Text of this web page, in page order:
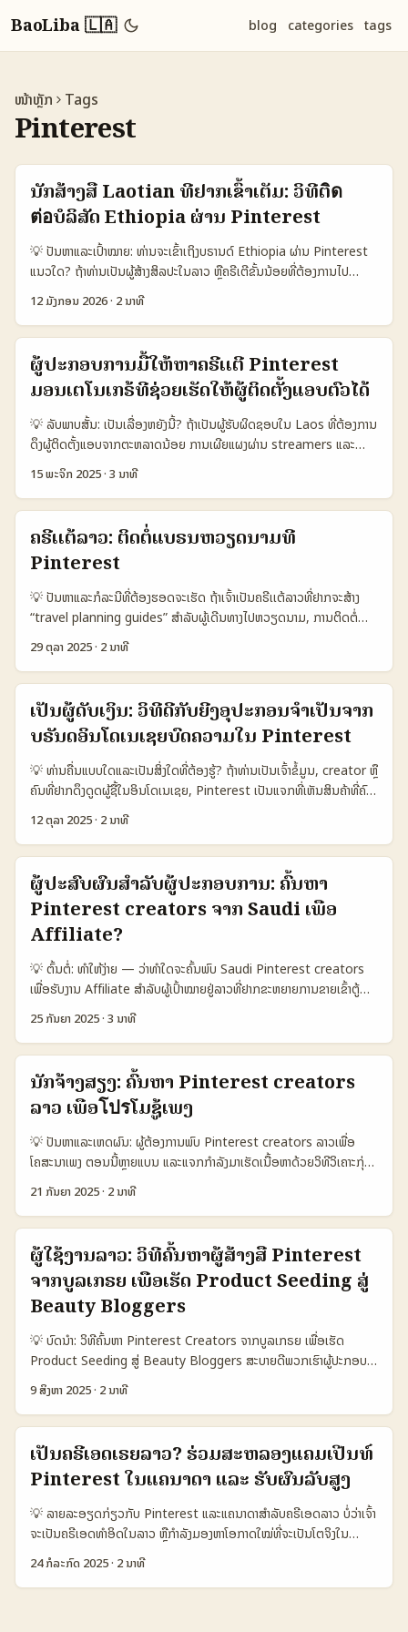
BaoLiba 🇱🇦 blog categories tags
ໜ້າຫຼັກ Tags
Pinterest
ນັກສ້າງສື່ Laotian ທີ່ຢາກເຂົ້າເຕັມ: ວິທີຕิด
ต่อບໍລິສັດ Ethiopia ຜ່ານ Pinterest
💡 ປັນຫາແລະເປົ້າໝາຍ: ທ່ານຈະເຂົ້າເຖິງບຣານດ໌ Ethiopia ຜ່ານ Pinterest
ແນວໃດ? ຖ້າທ່ານເປັນຜູ້ສ້າງສິລປະໃນລາວ ຫຼືຄຣີເຕີຂັ້ນນ້ອຍທີ່ຕ້ອງການໄປ
ສະແດງໃນຕະຫລາດ Ethiopia, ຄວາມສັບຊ້ອນທັງດ້ານວັດທະນະ, ພາສາ, ແລະ
ການເຂົ້າເຖິງດິຈິຕອລນັ້ນອາດທ່ຽງຫຼັກ. ບຣານດ໌ຢູ່ Ethiopia ບາງທີ່ໃຊ້ຕະຫຼາດ
ເທັກໂນໂລຢີໃນແບບເຄື່ອງມື່ອງສົດ—ເຊັ່ນ Zemen Gebeya ທີ່ Ethio
Telecom ສະເໜີວຽກກັບ Telebirr — ແຕ່ການຕິດຕໍ່ຜ່ານ Pinterest ຍັງ
ຕ້ອງມີແຜນຮູບແບບທີ່ຈະເຂົ້າແຂ່ງໃນຕະຫຼາດທໍາອິດ. ເປັນທີ່ນິຍົມວ່າ Pinterest
ເປັນແປຣອ່ນແບບການກຳກັບ inspiration — ນັກການຕັ້ງປະສົງຂອງທ່ານຄື:
ສ້າງປອດເຊີຍສຳລັບ Brands, ສະແດງ portfolio ຜ່ານ Pins ທີ່ມີ
context, ແລະສ້າງ connection ທີ່ມີຄ່າ — ບໍ່ແມ່ນເປັນແຕ່ການສົ່ງ DM
ແຕ່ຢ່າງເຮັດເປັນລະບົບ. 📊 ຕາຕະລາງສະເໜີຂໍ້ມູນ: ຊອກຊ້ອນການເຂົ້າເຖິງ
ບຣານດ໌ (Pinterest vs Zemen Gebeya vs ChipChip Social) 🧩
Monthly Active 450.000.000 1.200.000 250.000 📈 Creator-
to-Brand Conversion 7% 3% 4% 💬 Direct Brand Features
High (collabs, Rich Pins) Medium (marketplace listings)
Low (peer sales) 🌐 Cross-border reach Global National
Regional 💰 Monetization options Affiliate, sponsored pins
Marketplace sales Direct farm-to-buyer ຕາຕະລາງເບິ່ງໃຫ້ເຫັນ
ຄວາມແຕກຕ່າງຂອງ Pinterest ທີ່ມີການເຂົ້າເຖິງໂລກ ແລະຄຸນສົມບັດສຳລັບ
ການພັນທະຍາກັບບຣານດ໌ໃນ Ethiopia. Zemen Gebeya ແລະ
ChipChip Social ເປັນຕົວຢ່າງເຄື່ອງມືທ້ອງຖິ່ນທີ່ອາດຊ່ວຍສືບຕໍ່ການຂາຍແຕ່
Pinterest. ...
12 ມັງກອນ 2026· 2 ນາທີ
ຜູ້ປະກອບການມື້ໃຫ້ຫາຄຣີເເຕີ Pinterest
ມອນເຕໂນເກຣ້ທີ່ຊ່ວຍເຮັດໃຫ້ຜູ້ຕິດຕັ້ງແອບຕົວໄດ້
💡 ລັບພາບສັ້ນ: ເປັນເລື່ອງຫຍັງນີ້? ຖ້າເປັນຜູ້ຮັບຜິດຊອບໃນ Laos ທີ່ຕ້ອງການ
ດຶງຜູ້ຕິດຕັ້ງແອບຈາກຕະຫລາດນ້ອຍ ການເຜີຍແຜງຜ່ານ streamers ແລະ
Pinterest creators ຈັກເປັນທ່ານທາງເຄື່ອງທີ່ອາດຈະເຮັດໃຫ້ຄ່າຕໍ່ການຕຼາດ
ຂຶ້ນສູງ. ບັນຫາຄື: Montenegro ເປັນຕະຫລາດຂະໜາດໜ້ອຍ, creator
pool ບໍ່ທົ່ວເທິງ, ແຕ່ມີນັກສ້າງພາບທີ່ມີຄຸນນະພາບສໍາເລັດເຂົ້າໃຈໄດ້ແລະດຶງຄວາມ
ສົນໃຈ. ບົດຄວາມນີ້ແນະນຳການຄົ້ນຫາຄຣີເເຕີ Pinterest ຈາກ
Montenegro, ວິທີ linking ລະບົບ streamers ເຂົ້າກັບການດຶງ installs,
ແລະແຜນທີ່ເປັນພາລະກິດສໍາເລັດ — ພວກເຮົາອ້າງອິງຈາກ Real Fast Social
Graphics ແລະທັນສະໄໝອື່ນໆ ເພື່ອໃຫ້ຄຳແນະນຳທີ່ສາມາດນຳໄປໃຊ້ໄດ້ຈິງ. 📊
ຕາຕະລາງຂໍ້ມູນດ້ານຕົວເລືອກ (ສະຫມຸດ: Platforms vs Creator Pools)
🧩 Metric Option A Option B Option C 👥 Monthly Active
578.000.000 (global Pinterest) 200.000 (Montenegro
Conversion 12% (pins → clicks est.) 6% (local creator
partnerships) 9% (streamer-led install campaigns) 💰 Avg
CPA €0.50 (organic pin traffic) €2.5 (paid influencer) €1.8
(streamer promo) ⏱️ Evergreen High — pins persist
Medium — posts age Low-Medium — live decay ຕາຕະລາງ
ປະກອບເປັນການບອກວ່າ Pinterest ເປັນຈຸດເຂົ້າຫຼັກ (evergreen) ທີ່
ສາມາດ driving traffic ໄດ້ຕໍ່ເນື່ອງ, ແຕ່ເພື່ອຮັບຜົນດີສໍາລັບ installs ຈອງ
ໃຫ້ມີການປະສົບງານລະຫວ່າງ streamer ແລະ local creators ເພື່ອປັບ
CPA ແລະ conversion. ...
15 ພະຈິກ 2025·3 ນາທີ
ຄຣີເເຕ້ລາວ: ຕິດຕໍ່ແບຣນຫວຽດນາມທີ່
Pinterest
💡 ປັນຫາແລະກໍລະນີທີ່ຕ້ອງຮອດຈະເຮັດ ຖ້າເຈົ້າເປັນຄຣີເເຕ້ລາວທີ່ຢາກຈະສ້າງ
“travel planning guides” ສໍາລັບຜູ້ເດີນທາງໄປຫວຽດນາມ, ການຕິດຕໍ່
ແບຣນຕ່າງປະເທດຜ່ານ Pinterest ແມ່ນທາງເລືອກທີ່ມີຄວາມຫວັງ — ເພາະ
Pinterest ແມ່ນສື່ສານທີ່ຜູ້ເດີນທາງນຳໃຊ້ເປັນບໍລິສັດອ້າງອີງ, ແຕ່ການ
ສົນທະນາກັບແບຣນບໍ່ໄດ້ຄວາມງ່າຍເຫັນ — ມີ ວິທີ, ແນວຄິດແລະການຕັ້ງທີ່ຈະ
ຊ່ວຍເຈົ້າເຂົ້າເຖິງພວກເຂົາໄດ້ຈາກຂໍ້ມູນທີ່ກົງໃຈແລະແນວເມື່ອນິຍົມ. ບົດນີ້ຂອງ
ຂ້ອຍຈະຝາກການວິເຄາະຈາກການສັງເກດອອນໄລນແລະຂໍ້ຂ່າວ (ຕົວຢ່າງ:
AmericanBankingNews ລາຍງານການຂາຍຫຸ້ນ Pinterest ໃນ
26/10/2025) ເພື່ອໃຫ້ເຈົ້າຮູ້ຈັກກັບການຕັ້ງແຜນ outreach, ການສ້າງການ
ຮ່ວມງານແບບມີຄ່າ, ແລະທົດສອບການເສັງການນຳໃຊ້ Pinterest ເພື່ອຂາຍ
ບໍລິການ travel planning guides. 📊 ການສະແດງຂໍ້ມູນ (Data
Snapshot) 🧩 Metric Pinterest Facebook TikTok 👥
Engagement (avg) 6,2% 3,5% 7,8% 💼 Brand outreach
success 18% 12% 14% 🔍 Discoverability for travel High
Medium Medium 💸 Avg partnership fee (USD) 300 250
350 ຕາຕະລາງນີ້ຊົມໃຈວ່າ Pinterest ຍັງເປັນຊ່ວງທີ່ເໝາະສຳລັບ “travel
planning guides” ເນື່ອງຈາກ discoverability ແລະ engagement
ສ່ວນຕົວ ຖ້າເຈົ້າຮ່ວມງານກັບແບຣນທີ່ມີຄວາມຕ້ອງການຄຳແນະນຳທຸກຂະໜາດ. ຄຳ
ແນະນຳ: ການລົງທຶນໃນທະເລີຍການອັບເກຣດພິນ, ການສ້າງຄອນເນັນທີ່ມີ
ຄຸນນະພາບ ແລະການເຮັດ A/B test ມີຄວາມສຳຄັນ. ...
29 ຕຸລາ 2025· 2 ນາທີ
ເປັນຜູ້ດັບເງິນ: ວິທີດີກັບຍີ່່ງອຸປະກອນຈຳເປັນຈາກ
ບຣັນດອິນໂດເນເຊຍບົດຄວາມໃນ Pinterest
💡 ທ່ານຄື່ນແບບໃດແລະເປັນສິ່ງໃດທີ່ຕ້ອງຮູ້? ຖ້າທ່ານເປັນເຈົ້າຂໍ້ມູນ, creator ຫຼື
ຄົນທີ່ຢາກດຶງດູດຜູ້ຊື້ໃນອິນໂດເນເຊຍ, Pinterest ເປັນແຈກທີ່ເຫັນສິນຄ້າທີ່ຄົນ
ຊອກ “must‑have” ແລະມີຈຸດປະສົງສໍາຄັນໃນການເພີ່ມການຄົ້ນຫາ. ບຣັນດ
ອິນໂດເນເຊຍກຳລັງຂະຫຍາຍ​e‑commerce ແລະຢ່າງໃຫຍ່ເຂົ້າຫາລຸ້ນລຸ່ມ — ນີ້
ແມ່ນໂອກາດສຳລັບຜູ້ສ້າງໃນລາວ. ບົດຄວາມນີ້ສຸ່ມປອມຈາກການສັງຂອງຄວາມ
ເຫັນສາມາດ, ຂໍ້ມູນຂ່າວສານ, ແລະການຄາດໝາຍເຕັກນິກ — ເພື່ອເຮັດໃຫ້ທ່ານຮູ້
ວິທີຕິດຕໍ່ບຣັນ, ສ້າງພຣອມທີ່ຂອງ “must‑have” ແລະເປັນຜູ້ທີ່ບຣັນຈົ່ງຫາ. 📊
ຕາຕະລາງ Snapshot: ການເປັນໄປໄດ້ລະຫວ່າງ Pinterest vs ແພດແບບອື່ນ
🧩 Metric Option A Option B Option C 👥 Monthly Active
Engagement High Medium Low 💸 Avg CPA ₭ 25.000 ₭
18.000 ₭ 22.000 ຕາຕະລາງແບບງ່າຍນີ້ສະແດງວ່າ Pinterest (Option A)
ມັກຈະມີ engagement ສູງ ແລະ conversion ດີກວ່າທາງເລືອກທີ່ຫຼາຍເປັນ
ໃຊ້ Pinterest ເປັນຕົວເລືອກດີ — ແຕ່ຕ້ອງມີການວາງແຜນແນວການຕິດຕໍ່
ບຣັນທີ່ຖືກຕ້ອງແລະທົດສອບແຄຣດ. ...
12 ຕຸລາ 2025· 2 ນາທີ
ຜູ້ປະສົບຜົນສໍາລັບຜູ້ປະກອບການ: ຄົ້ນຫາ
Pinterest creators ຈາກ Saudi ເພື່ອ
Affiliate?
💡 ຕົ້ນຕໍ່: ທຳໃຫ້ງ່າຍ — ວ່າທຳໃດຈະຄົ້ນພົບ Saudi Pinterest creators
ເພື່ອຮັບງານ Affiliate ສຳລັບຜູ້ເປົ້າໝາຍຢູ່ລາວທີ່ຢາກຂະຫຍາຍການຂາຍເຂົ້າຕູ້
Saudi ຜ່ານ Pinterest creators — ຄໍາຖາມທີ່ມັກເກີດແມ່ນ: “ຈະຫາພວກ
ເຂົາໄດ້ຈາກໄສ່ແນວໃດ? ຈະເຮັດສັນຊາດແນວໃດ?” ຂໍ້ຈຸດສຳລັບວຽກນີ້ຄືການ
ເຂົ້າໃຈປະເພດຜູ້ສ້າງ (mega vs micro vs nano), ພລັງກູ້ການມີສ່ວນຮ່ວມ,
ແລະວິທີລຸ້ນມາກັບ affiliate links ໃນຄຳນຳ. ບົດນີ້ຈະລອງຫາວິທີທີ່ເຈົ້າສາມາດ
ເຮັດໄດ້ຈິງ ພ້ອມກັບແນະນຳໃນການປັບຍຸດທະສາດ cross-channel ແລະ KPI
ທີ່ຄວນວັດ. Pinterest ສໍາລັບ Saudi market ມີການເຕີບໂຕໃນໝວດຫຼາຍ:
ຄວາມສ່ວນຂອງ lifestyle, beauty, food, travel-related pins ແລະ
ການທີ່ micro/nano creators ມີ engagement ສູງ — ນີ້ແມ່ນໂອກາດ
ດີເພື່ອ affiliate ທີ່ຕ້ອງການຄົນເປັນເຄື່ອງຈັກເຂົ້າເຮັດການຫຼັກສົບຜົນ. 📊
ກອງຂໍ້ມູນ: ການລະເລີຍທີ່ຄວນດູ (Countries comparison) 🧩 Metric
800.000 1.000.000 📈 Conversion 12% 8% 9% 💬 Avg
Engagement 4.5% 2.8% 3.1% 💰 Avg CPA (USD) 9.00 12.50
7.20 🔎 Creator Type micro/nano mid-tier mega/celebrity
ຕາຕະລາງນີ້ແມ່ນຕົວຢ່າງສະແດງຄ່າທົດສອບໃນທຸກ Option: Option A
ສະແດງການປະກອບທີ່ເຫັນວ່າຜູ້ສ້າງ micro/nano ໃນ Pinterest ມັກໃຫ້
engagement ສູງ ແລະ CPA ຕ່ຳ — ດັ່ງນັ້ນເປັນທາງເລືອກດີສໍາລັບທຸລະກິດ
ໂດຍມີງົ້າງງ່າຍ. ...
25 ກັນຍາ 2025·3 ນາທີ
ນັກຈ້າງສຽງ: ຄົ້ນຫາ Pinterest creators
ລາວ ເພື່ອโปรໂມຊູ້ເພງ
💡 ປັນຫາແລະເຫດຜົນ: ຜູ້ຕ້ອງການພົບ Pinterest creators ລາວເພື່ອ
ໂຄສະນາເພງ ຕອນນີ້ຫຼາຍແບນ ແລະແຈກກຳລັງມາເຮັດເນື້ອຫາດ້ວຍວິທີວິເຄາະກຸ່ມ
ຜູ້ຟັງ — ແຕ່ສໍາລັບຊາດນ້ອຍເຊັ່ນລາວ, Pinterest ບໍ່ແມ່ນແຝມຫຼັກ. ນີ້ບໍ່ໄດ້
ແມ່ນຄວາມຫນ້າເຄັ່ງ — ມັນແມ່ນທຸລະກຳທີ່ຕ້ອງການຄວາມຮູ້ແບບໃນທ້າຍສ່ວນ:
ຈະຫາຜູ້ຮ່ວມມືໄດ້ຈາກໃສ ແລະໃດເພື່ອເຮັດໄວ້ໃຫ້ເພງຂອງທ່ານເປັນເລື່ອງຄົນຄົບຮູ້.
ບລັງສົດທີ່ຈະແນະນຳ: ການຄອບຄຸມການຄົ້ນຫາ creators ທອງເທິງຕ້ອງ
ປະກອບໄປດ້ວຍການສຳຫຼວດແບບຈິງ, ການເຊື່ອມຕໍ່ທີ່ຫນັກແລະການທົດລອງໂຄງ
ການສັ້ນໆທີ່ມີຄ່າ. ພາຍໃນບົດນີ້ຂ້ອຍຈະສະເໜີແຜນແບບທີ່ປົກກະຕິ, ເຄື່ອງມື,
ແລະການປະຕິບັດທີ່ສາມາດນໍາໄປໃຊ້ທັນທີໃນລາວ — ທີ່ອອກແບບມາຈາກການ
ສຳຫຼວດຕະຫຼາດແລະຂ່າວສານຕ່າງໆ (ເຊັ່ນ ນັກສ້າງເນື້ອຫາໃນ Shanghai ແລະ
Macao ທີ່ຖືກອ້າງອິງ). 📊 ຕາຕະລາງຂໍ້ມູນ: ປຽບຂໍ້ມູນແບບแพຕຟອມ
(Pinterest vs TikTok vs Instagram) 🧩 Metric Option A
Option B Option C 👥 Monthly Active 1.200.000 800.000
1.000.000 📈 Conversion 12% 8% 9% 🎯 Best Use Visual
discovery & playlists Short viral clips Stories &
engagement 💰 Cost per Post $100–$300 $50–$500 $80–
$350 🛠️ Tools Boards, Rich Pins Creator Marketplace
Branded Content Tag ຕາຕະລາງນີ້ແມ່ນແບບສົມມຸດເພື່ອເລືອກ
ແພຕຟອມທີ່ເໝາະສົມສຳລັບໂຄສະນາເພງ: Pinterest ເຫັນເປົ້າໝາຍເປັນການ
ຄົ້ນຄວ້າວິຊັນ, TikTok ເປັນສະຖານທີ່ໄວສຸດສ່ວນສັ້ນ, ແລະ Instagram
ເປັນເວທີສໍາລັບການກະຕຸ້ນການມີສ່ວນຮ່ວມ. ...
21 ກັນຍາ 2025· 2 ນາທີ
ຜູ້ໃຊ້ງານລາວ: ວິທີຄົ້ນຫາຜູ້ສ້າງສື່ Pinterest
ຈາກບູລເກຣຍ ເພື່ອເຮັດ Product Seeding ສູ່
Beauty Bloggers
💡 ບົດນຳ: ວິທີຄົ້ນຫາ Pinterest Creators ຈາກບູລເກຣຍ ເພື່ອເຮັດ
Product Seeding ສູ່ Beauty Bloggers ສະບາຍດີພວກເຮົາຜູ້ປະກອບ
ການລາວ! ຖ້າທ່ານກຳລັງຄົ້ນຫາວິທີເພີ່ມການຂາຍຜະລິດຕະພັນ beauty ເປັນ
ພິເສດ ແລະຢາກເຊື່ອມຕໍ່ກັບຄລັບ influencer ໃນອຸດສາຫະກຳ Pinterest
ຂອງບູລເກຣຍ, ບົດນີ້ຈະຊ່ວຍທ່ານເຂົ້າໃຈວິທີການຄົ້ນຫາ, ການເລືອກ, ແລະການ
ດຳເນີນການ product seeding ໃນເທັກນິກທີ່ຮອບຄອບເພື່ອເພີ່ມການສົນໃຈ
ຈາກຜູ້ຕິດຕາມ beauty bloggers. ທຸກວັນ Pinterest ເປັນແພລດຟອມທີ່
ມີຄວາມນິຍົມສູງໃນການສື່ຜະລິດຕະພັນຄວາມງາມ ແລະ ການຮູ້ຈັກກັນຂອງຜູ້ໃຊ້
ອອນລາຍ. ເປັນໄປບໍ່ໄດ້ວ່າການຄົ້ນຫາ Pinterest creators ຈາກບູລເກຣຍ
ຈະຈຳເປັນຕ້ອງການການສະແດງຜົນທີ່ລະອຽດ ແລະເຄື່ອງມືຊ່ວຍຫາທີ່ມີຄຸນນະ
ສົມບັດສູງ. ນີ້ຄືສ່ວນສຳຄັນຂອງການລະດັບທົ່ວໂລກຂອງ influencer
marketing ທີ່ກຳລັງເພີ່ມຂຶ້ນແລະມີຜົນຕໍ່ຕະຫຼາດໃນທົ່ວສາກົນ. ໃນສະພາບຕົວ
9 ສິງຫາ 2025· 2 ນາທີ
ເປັນຄຣີເອດເຣຍລາວ? ຮ່ວມສະຫລອງແຄມເປີນທ໌
Pinterest ໃນແຄນາດາ ແລະ ຮັບຜົນລັບສູງ
💡 ລາຍລະອຽດກ່ຽວກັບ Pinterest ແລະແຄນາດາສໍາລັບຄຣີເອດລາວ ບໍ່ວ່າເຈົ້າ
ຈະເປັນຄຣີເອດທຳອິດໃນລາວ ຫຼືກຳລັງມອງຫາໂອກາດໃໝ່ທີ່ຈະເປັນໂຕຈິງໃນ
ຕະຫຼາດອອນໄລນ໌ Pinterest ເປັນແພລດຟ້ອມທີ່ທີ່ດີແລະກຳລັງພັດທະນາຢ່າງ
ໄວທົ່ວໂລກ ພວກເຮົາເຫັນວ່າຫນ້າຕາຂອງ Pinterest ແລະຄຣີເອດທີ່ເຂົ້າຮ່ວມ
ແຄມເປີນທ໌ສໍາລັບແຄນາດາ ເປັນໂອກາດໃຫ້ຄຣີເອດລາວຂະຫຍາຍການມອງເຫັນ
24 ກໍລະກົດ 2025· 2 ນາທີ